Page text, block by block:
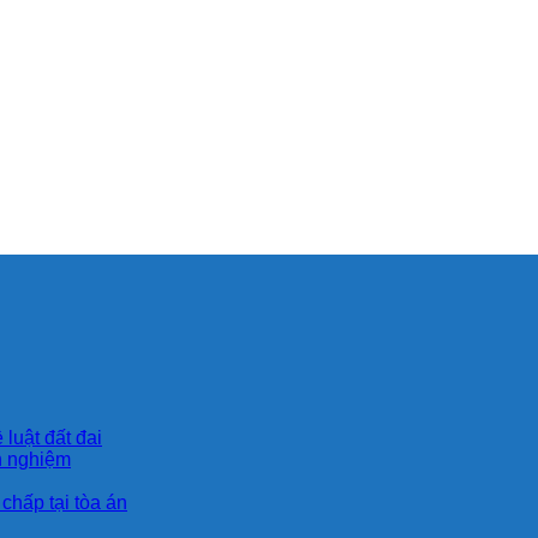
luật đất đai
nghiệm
tại tòa án